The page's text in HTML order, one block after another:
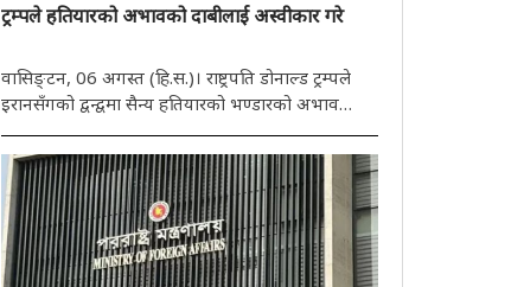
ट्रम्पले हतियारको अभावको दाबीलाई अस्वीकार गरे
वासिङ्टन, 06 अगस्त (हि.स.)। राष्ट्रपति डोनाल्ड ट्रम्पले
इरानसँगको द्वन्द्वमा सैन्य हतियारको भण्डारको अभाव
अमेरिकासँग हतियारको पर्याप्त र भारी भण्डार छ। उनले
सैन्य भण्डारको बारेमा जानकारी लीक गर्नेहरूलाई ..